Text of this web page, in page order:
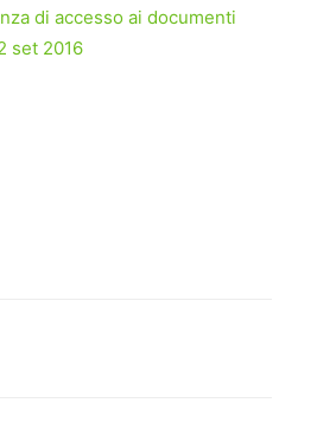
di accesso ai documenti
set 2016